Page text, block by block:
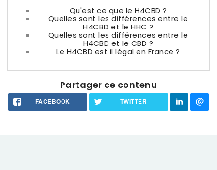
Qu'est ce que le H4CBD ?
Quelles sont les différences entre le
H4CBD et le HHC ?
Quelles sont les différences entre le
H4CBD et le CBD ?
Le H4CBD est il légal en France ?
Partager ce contenu
FACEBOOK TWITTER